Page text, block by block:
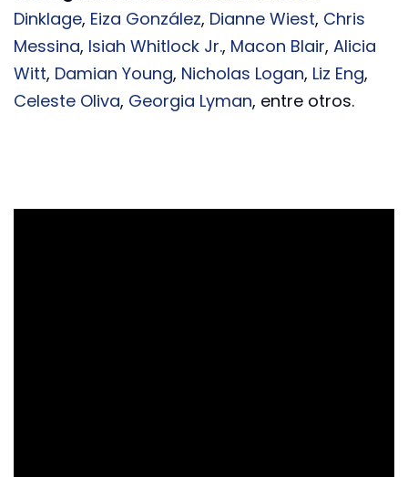
Dinklage, Eiza González, Dianne Wiest, Chris
Messina, Isiah Whitlock Jr., Macon Blair, Alicia
Witt, Damian Young, Nicholas Logan, Liz Eng,
Celeste Oliva, Georgia Lyman, entre otros.